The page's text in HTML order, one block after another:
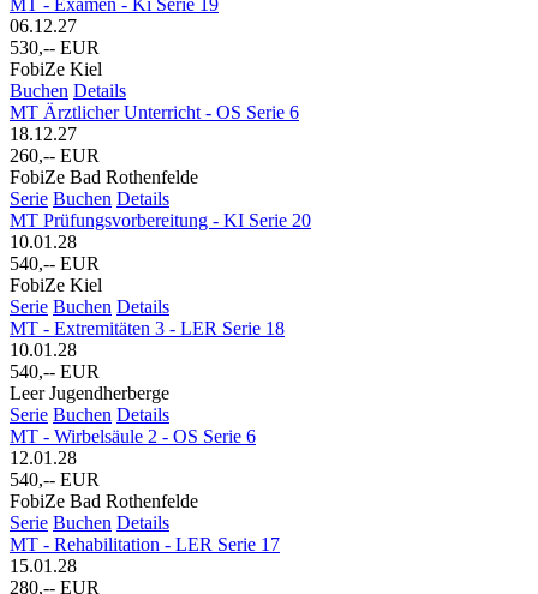
06.12.27
530,-- EUR
FobiZe Kiel
Buchen Details
MT Ärztlicher Unterricht - OS Serie 6
18.12.27
260,-- EUR
FobiZe Bad Rothenfelde
Serie Buchen Details
MT Prüfungsvorbereitung - KI Serie 20
10.01.28
540,-- EUR
FobiZe Kiel
Serie Buchen Details
MT - Extremitäten 3 - LER Serie 18
10.01.28
540,-- EUR
Leer Jugendherberge
Serie Buchen Details
MT - Wirbelsäule 2 - OS Serie 6
12.01.28
540,-- EUR
FobiZe Bad Rothenfelde
Serie Buchen Details
MT - Rehabilitation - LER Serie 17
15.01.28
280,-- EUR